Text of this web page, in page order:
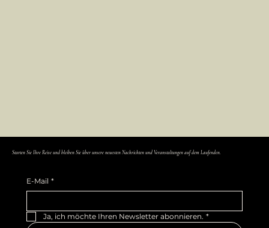
Starten Sie Ihre Reise und bleiben Sie über unsere neuesten Nachrichten und Veranstaltungen auf dem Laufenden.
E-Mail *
Ja, ich möchte Ihren Newsletter abonnieren. *